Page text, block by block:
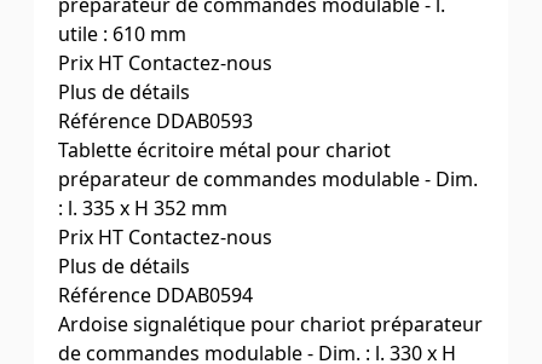
Dim. utiles L x l. (mm)
utile : 610 mm
Prix HT Contactez-nous
Plus de détails
Charge (kg)Marchepied 3 marches, largeur
utile : 610 mm
Dim. ext. L x l. x H (mm)
Dim. utiles L x l. (mm)
Référence DDAB0593
Tablette écritoire métal pour chariot
préparateur de commandes modulable - Dim.
: l. 335 x H 352 mm
Prix HT Contactez-nous
Plus de détails
Charge (kg)Tablette écritoire métal : Dim l.
335 x H 352 mm
Dim. ext. L x l. x H (mm)
Référence DDAB0594
Ardoise signalétique pour chariot préparateur
de commandes modulable - Dim. : l. 330 x H